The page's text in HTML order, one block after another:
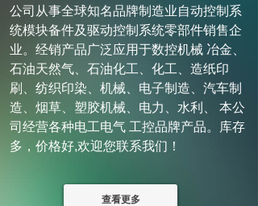
公司从事全球知名品牌制造业自动控制系
统模块备件及驱动控制系统零部件销售企
业。经销产品广泛应用于数控机械 冶金、
石油天然气、石油化工、化工、造纸印
刷、纺织印染、机械、电子制造、汽车制
造、烟草、塑胶机械、电力、水利、 本公
司经营各种电工电气 工控品牌产品。库存
多，价格好,欢迎您联系我们！
查看更多